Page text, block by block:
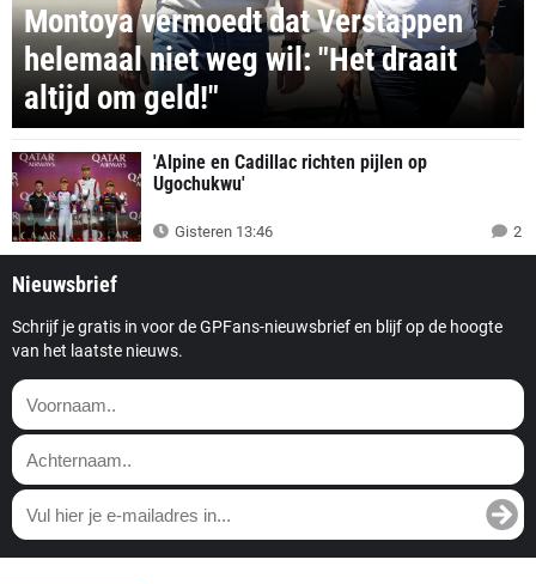
Montoya vermoedt dat Verstappen
helemaal niet weg wil: "Het draait
altijd om geld!"
'Alpine en Cadillac richten pijlen op
Ugochukwu'
Gisteren 13:46 2
Nieuwsbrief
Schrijf je gratis in voor de GPFans-nieuwsbrief en blijf op de hoogte
van het laatste nieuws.